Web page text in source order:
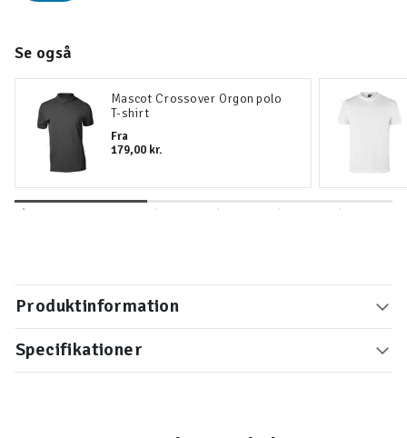
Se også
Mascot Crossover Orgon polo
T-shirt
Fra
179,00 kr.
Produktinformation
Specifikationer